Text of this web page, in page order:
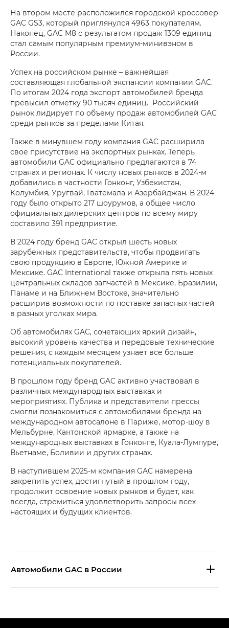
На втором месте расположился городской кроссовер
GAC GS3, который приглянулся 4963 покупателям.
Наконец, GAC M8 с результатом продаж 1309 единиц
стал самым популярным премиум-минивэном в
России.
Успех на российском рынке – важнейшая
составляющая глобальной экспансии компании GAC.
По итогам 2024 года экспорт автомобилей бренда
превысил отметку 90 тысяч единиц. Российский
рынок лидирует по объему продаж автомобилей GAC
среди рынков за пределами Китая.
Также в минувшем году компания GAC расширила
свое присутствие на экспортных рынках. Теперь
автомобили GAC официально предлагаются в 74
странах и регионах. К числу новых рынков в 2024-м
добавились в частности Гонконг, Узбекистан,
Колумбия, Уругвай, Гватемала и Азербайджан. В 2024
году было открыто 217 шоурумов, а общее число
официальных дилерских центров по всему миру
составило 391 предприятие.
В 2024 году бренд GAC открыл шесть новых
зарубежных представительств, чтобы продвигать
свою продукцию в Европе, Южной Америке и
Мексике. GAC International также открыла пять новых
центральных складов запчастей в Мексике, Бразилии,
Панаме и на Ближнем Востоке, значительно
расширив возможности по поставке запасных частей
в разных уголках мира.
Об автомобилях GAC, сочетающих яркий дизайн,
высокий уровень качества и передовые технические
решения, с каждым месяцем узнает все больше
потенциальных покупателей.
В прошлом году бренд GAC активно участвовал в
различных международных выставках и
мероприятиях. Публика и представители прессы
смогли познакомиться с автомобилями бренда на
международном автосалоне в Париже, мотор-шоу в
Мельбурне, Кантонской ярмарке, а также на
международных выставках в Гонконге, Куала-Лумпуре,
Вьетнаме, Боливии и других странах.
В наступившем 2025-м компания GAC намерена
закрепить успех, достигнутый в прошлом году,
продолжит освоение новых рынков и будет, как
всегда, стремиться удовлетворить запросы всех
настоящих и будущих клиентов.
Aвтомобили GAC в России
Эс Икс ПРЕМИУМ — SX PREMIUM